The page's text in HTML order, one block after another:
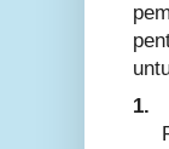
1.